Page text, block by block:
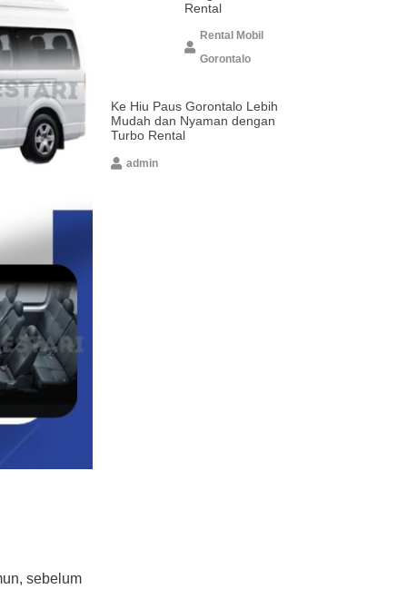
sebelum
Rental
Rental Mobil
Gorontalo
Ke Hiu Paus Gorontalo Lebih
Mudah dan Nyaman dengan
Turbo Rental
admin